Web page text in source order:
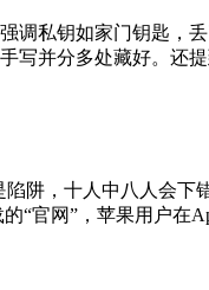
调私钥如家门钥匙
写并分多处藏好。还
阱，十人中八人会
官网”，苹果用户在